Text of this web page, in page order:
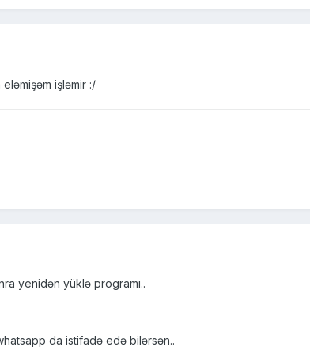
işləmir :/
yenidən yüklə programı..
da istifadə edə bilərsən..